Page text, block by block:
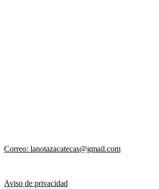
Correo: lanotazacatecas@gmail.com
Aviso de privacidad